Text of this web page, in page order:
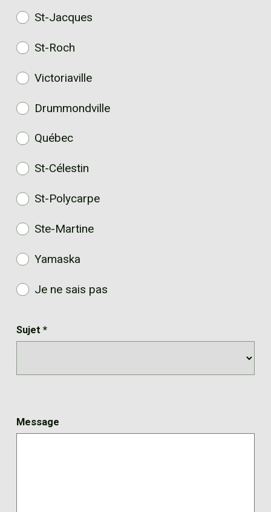
St-Jacques
St-Roch
Victoriaville
Drummondville
Québec
St-Célestin
St-Polycarpe
Ste-Martine
Yamaska
Je ne sais pas
Sujet *
Message